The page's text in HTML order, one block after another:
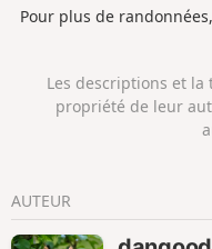
Pour plus de
Les descriptions et la
propriété de leur
AUTEUR